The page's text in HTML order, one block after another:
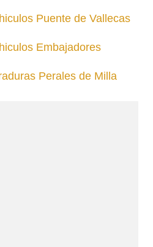
Puente de Vallecas
Embajadores
Perales de Milla